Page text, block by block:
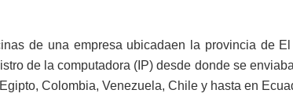
de una empresa ubicadaen la provincia de El
de la computadora (IP) desde donde se
Colombia, Venezuela, Chile y hasta en